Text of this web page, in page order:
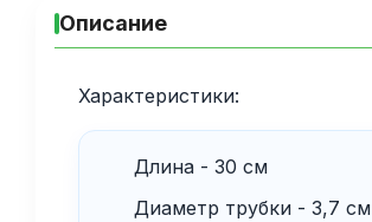
Описание
Характеристики:
Длина - 30 см
Диаметр трубки - 3,7 см